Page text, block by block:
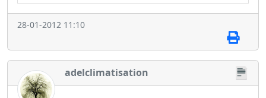
28-01-2012 11:10
adelclimatisation